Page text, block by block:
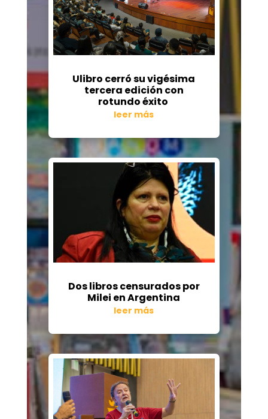
Ulibro cerró su vigésima
tercera edición con
rotundo éxito
leer más
Dos libros censurados por
Milei en Argentina
leer más